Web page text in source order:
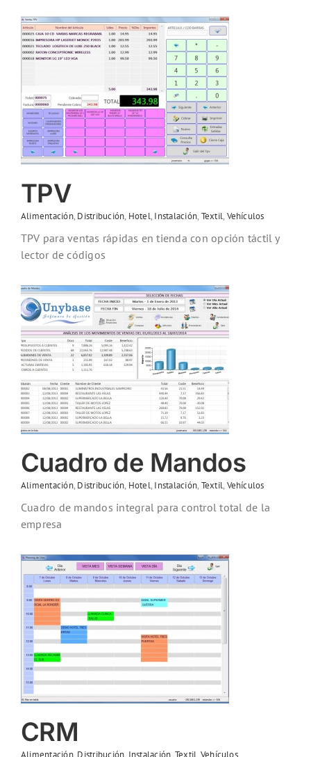
TPV
Alimentación, Distribución, Hotel, Instalación, Textil, Vehículos
TPV para ventas rápidas en tienda con opción táctil y
lector de códigos
Cuadro de Mandos
Alimentación, Distribución, Hotel, Instalación, Textil, Vehículos
Cuadro de mandos integral para control total de la
empresa
CRM
Alimentación, Distribución Instalación Textil Vehículos